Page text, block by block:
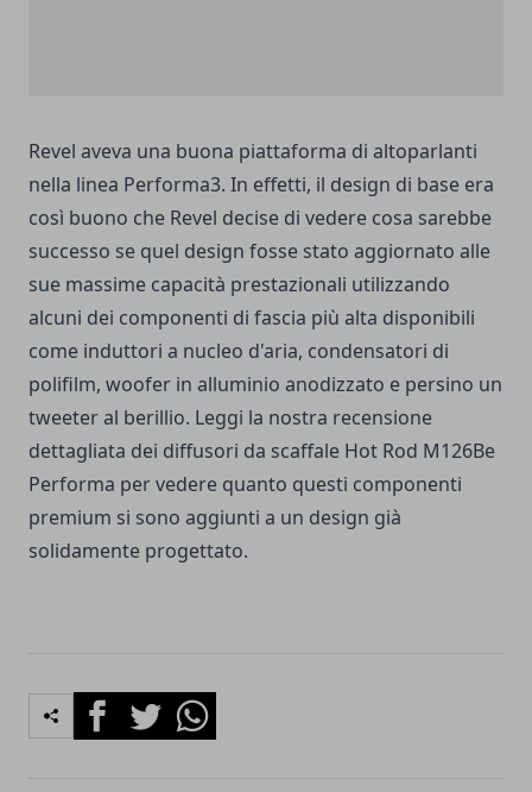
Revel aveva una buona piattaforma di altoparlanti
nella linea Performa3. In effetti, il design di base era
così buono che Revel decise di vedere cosa sarebbe
successo se quel design fosse stato aggiornato alle
sue massime capacità prestazionali utilizzando
alcuni dei componenti di fascia più alta disponibili
come induttori a nucleo d'aria, condensatori di
polifilm, woofer in alluminio anodizzato e persino un
tweeter al berillio. Leggi la nostra recensione
dettagliata dei diffusori da scaffale Hot Rod M126Be
Performa per vedere quanto questi componenti
premium si sono aggiunti a un design già
solidamente progettato.
FacebookTwitterWhatsapp